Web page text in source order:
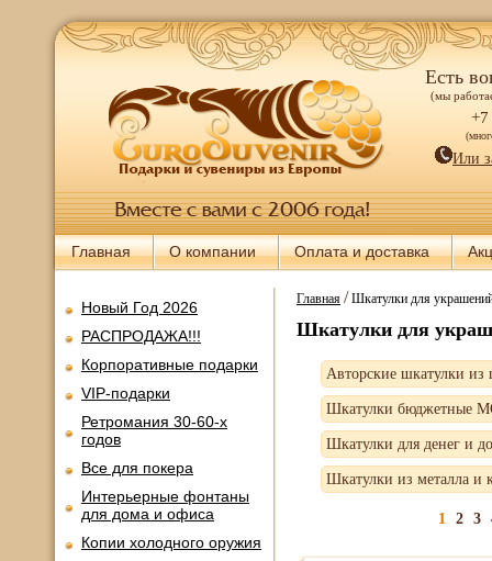
Есть
(мы
+7
Или
Главная О компании Оплата и доставка
Новый Год 2026
РАСПРОДАЖА!!!
Корпоративные подарки
VIP-подарки
Ретромания 30-60-х
годов
Все для покера
Интерьерные фонтаны
для дома и офиса
Копии холодного оружия
Главная/Шкатулки для
Шкатулки для
Авторские шкатулки из
Шкатулки бюджетные
Шкатулки для денег и
Шкатулки из металла и
1 2 3